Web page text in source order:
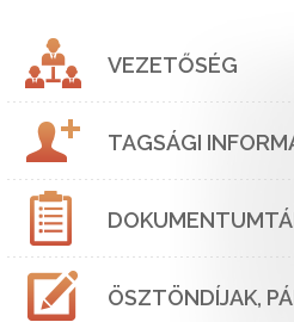
VEZETŐSÉG
TAGSÁGI
ÖSZTÖNDÍJAK,